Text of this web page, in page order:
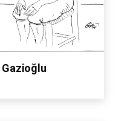
Gazioğlu